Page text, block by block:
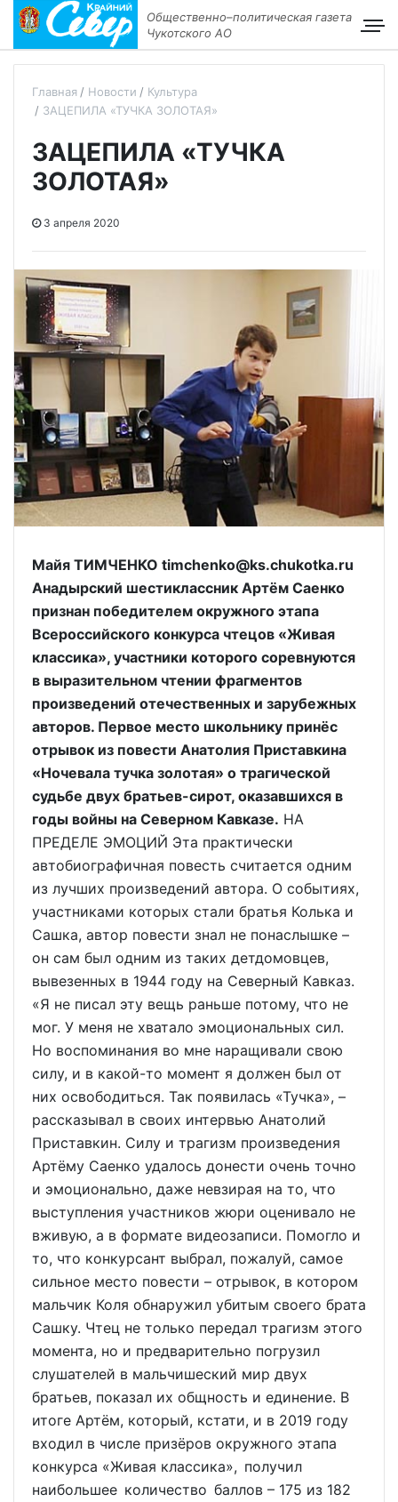
Общественно–политическая газета
Чукотского АО
Главная Новости
Культура
ЗАЦЕПИЛА «ТУЧКА ЗОЛОТАЯ»
ЗАЦЕПИЛА «ТУЧКА
ЗОЛОТАЯ»
3 апреля 2020
Майя ТИМЧЕНКО timchenko@ks.chukotka.ru
Анадырский шестиклассник Артём Саенко
признан победителем окружного этапа
Всероссийского конкурса чтецов «Живая
классика», участники которого соревнуются
в выразительном чтении фрагментов
произведений отечественных и зарубежных
авторов. Первое место школьнику принёс
отрывок из повести Анатолия Приставкина
«Ночевала тучка золотая» о трагической
судьбе двух братьев-сирот, оказавшихся в
годы войны на Северном Кавказе. НА
ПРЕДЕЛЕ ЭМОЦИЙ Эта практически
автобиографичная повесть считается одним
из лучших произведений автора. О событиях,
участниками которых стали братья Колька и
Сашка, автор повести знал не понаслышке –
он сам был одним из таких детдомовцев,
вывезенных в 1944 году на Северный Кавказ.
«Я не писал эту вещь раньше потому, что не
мог. У меня не хватало эмоциональных сил.
Но воспоминания во мне наращивали свою
силу, и в какой-то момент я должен был от
них освободиться. Так появилась «Тучка», –
рассказывал в своих интервью Анатолий
Приставкин. Силу и трагизм произведения
Артёму Саенко удалось донести очень точно
и эмоционально, даже невзирая на то, что
выступления участников жюри оценивало не
вживую, а в формате видеозаписи. Помогло и
то, что конкурсант выбрал, пожалуй, самое
сильное место повести – отрывок, в котором
мальчик Коля обнаружил убитым своего брата
Сашку. Чтец не только передал трагизм этого
момента, но и предварительно погрузил
слушателей в мальчишеский мир двух
братьев, показал их общность и единение. В
итоге Артём, который, кстати, и в 2019 году
входил в числе призёров окружного этапа
конкурса «Живая классика», получил
наибольшее количество баллов – 175 из 182